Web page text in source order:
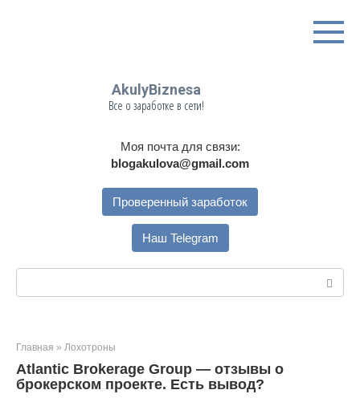
AkulyBiznesa
Все о заработке в сети!
Моя почта для связи:
blogakulova@gmail.com
Проверенный заработок
Наш Telegram
Главная » Лохотроны
Atlantic Brokerage Group — отзывы о
брокерском проекте. Есть вывод?